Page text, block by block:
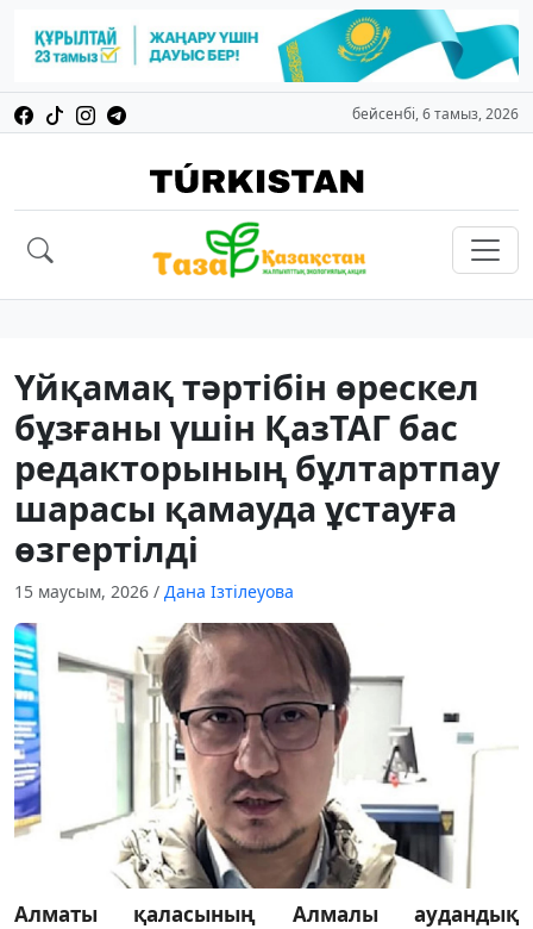
бейсенбі, 6 тамыз, 2026
Үйқамақ тәртібін өрескел
бұзғаны үшін ҚазТАГ бас
редакторының бұлтартпау
шарасы қамауда ұстауға
өзгертілді
15 маусым, 2026 / Дана Ізтілеуова
Алматы қаласының Алмалы аудандық